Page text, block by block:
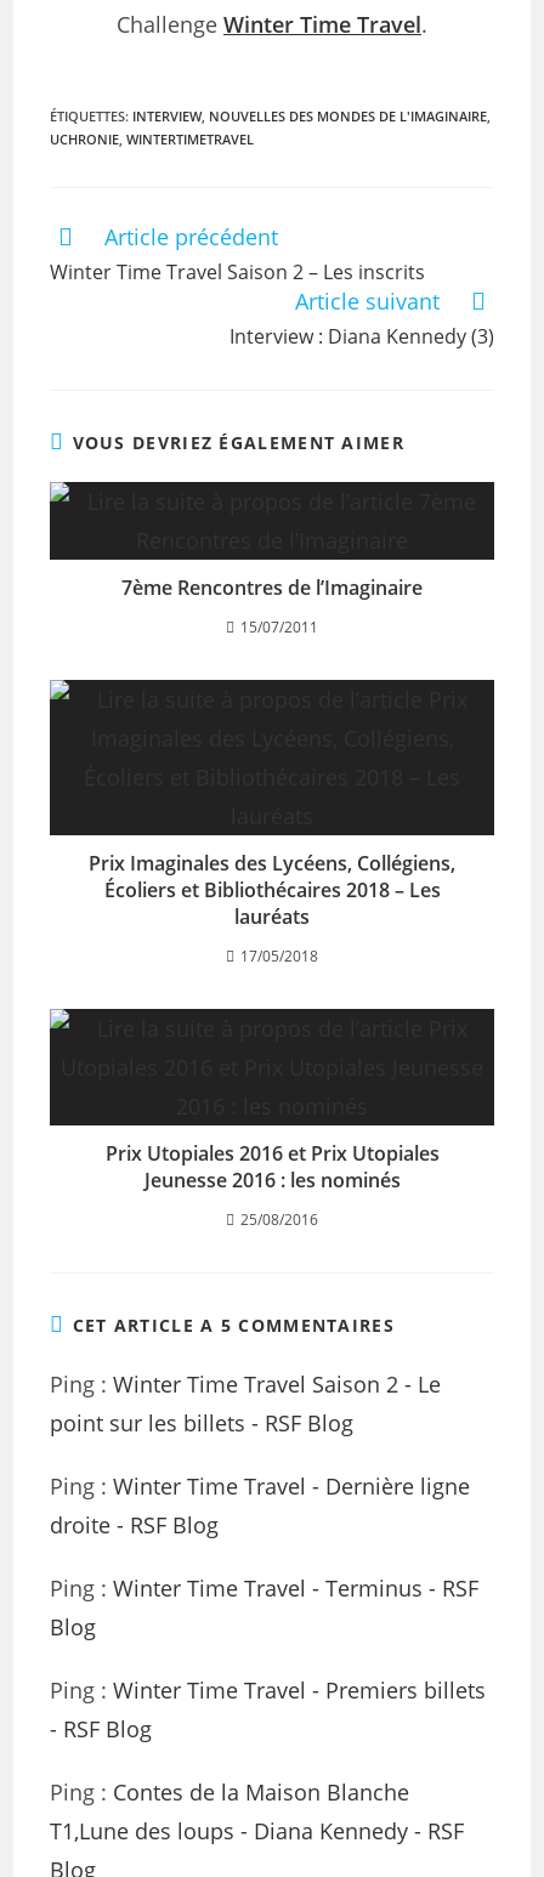
Challenge Winter Time Travel.
ÉTIQUETTES: INTERVIEW, NOUVELLES DES MONDES DE L'IMAGINAIRE,
UCHRONIE, WINTERTIMETRAVEL
Article précédent
Winter Time Travel Saison 2 – Les inscrits
Article suivant
Interview : Diana Kennedy (3)
VOUS DEVRIEZ ÉGALEMENT AIMER
7ème Rencontres de l’Imaginaire
15/07/2011
Prix Imaginales des Lycéens, Collégiens,
Écoliers et Bibliothécaires 2018 – Les
lauréats
17/05/2018
Prix Utopiales 2016 et Prix Utopiales
Jeunesse 2016 : les nominés
25/08/2016
CET ARTICLE A 5 COMMENTAIRES
Ping :Winter Time Travel Saison 2 - Le
point sur les billets - RSF Blog
Ping :Winter Time Travel - Dernière ligne
droite - RSF Blog
Ping :Winter Time Travel - Terminus - RSF
Blog
Ping :Winter Time Travel - Premiers billets
- RSF Blog
Ping : Contes de la Maison Blanche
T1,Lune des loups - Diana Kennedy - RSF
Blog